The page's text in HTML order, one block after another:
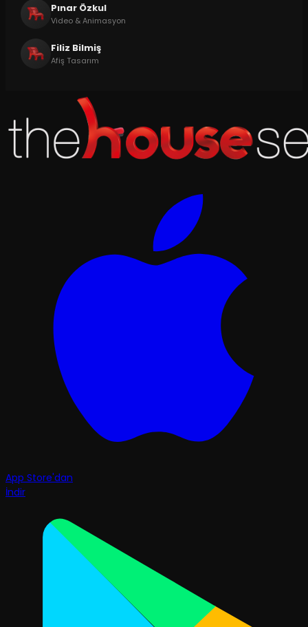
Pınar Özkul
Video & Animasyon
Filiz Bilmiş
Afiş Tasarım
App Store'dan
İndir